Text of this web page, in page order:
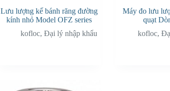
Lưu lượng kế bánh răng đường
kính nhỏ Model OFZ series
kofloc,Đại lý nhập khẩu
Máy đo lưu
quạt
kofloc,